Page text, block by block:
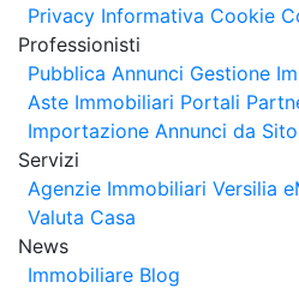
Privacy Informativa Cookie
Professionisti
Pubblica Annunci Gestione
Aste Immobiliari Portali
Importazione Annunci da
Servizi
Agenzie Immobiliari Versilia
Valuta Casa
News
Immobiliare Blog